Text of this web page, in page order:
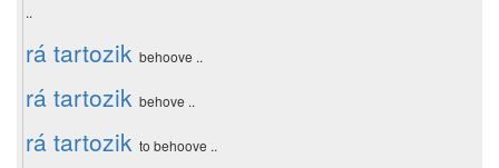
..
rá tartozik behoove ..
rá tartozik behove ..
rá tartozik to behoove ..